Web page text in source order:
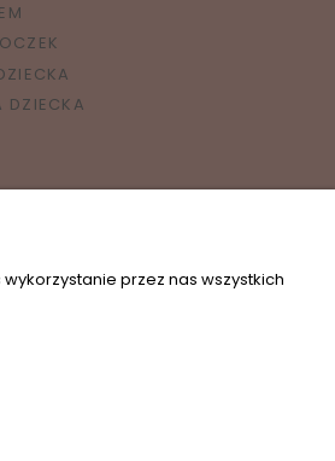
DZIECKA
przez nas wszystkich